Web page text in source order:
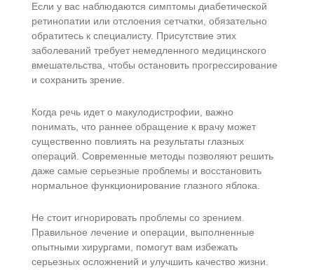
Если у вас наблюдаются симптомы диабетической
ретинопатии или отслоения сетчатки, обязательно
обратитесь к специалисту. Присутствие этих
заболеваний требует немедленного медицинского
вмешательства, чтобы остановить прогрессирование
и сохранить зрение.
Когда речь идет о макулодистрофии, важно
понимать, что раннее обращение к врачу может
существенно повлиять на результаты глазных
операций. Современные методы позволяют решить
даже самые серьезные проблемы и восстановить
нормальное функционирование глазного яблока.
Не стоит игнорировать проблемы со зрением.
Правильное лечение и операции, выполненные
опытными хирургами, помогут вам избежать
серьезных осложнений и улучшить качество жизни.